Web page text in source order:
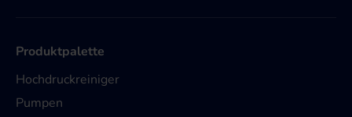
Produktpalette
Hochdruckreiniger
Pumpen